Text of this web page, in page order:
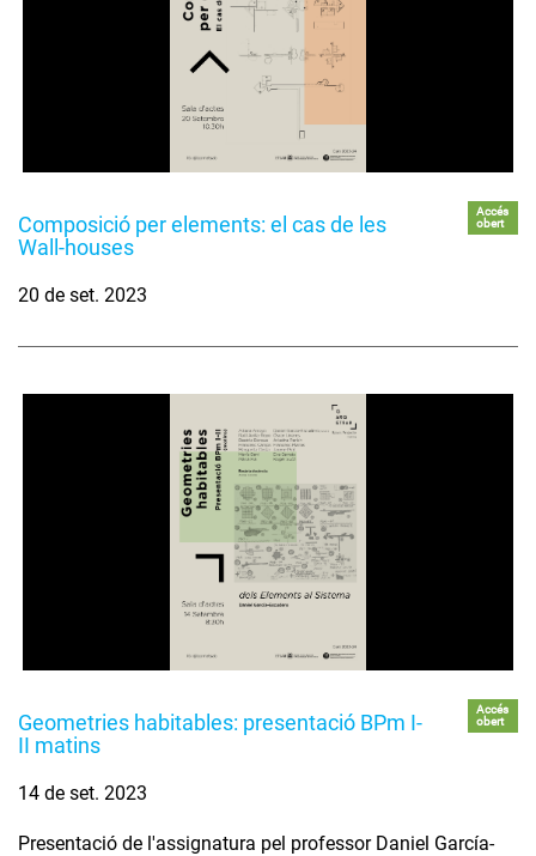
Composició per elements: el cas de les
Wall-houses
Accés
obert
20 de set. 2023
Geometries habitables: presentació BPm I-
II matins
Accés
obert
14 de set. 2023
Presentació de l'assignatura pel professor Daniel García-